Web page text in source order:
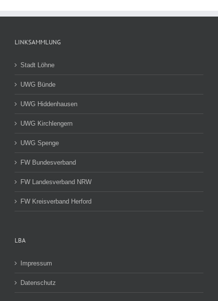
LINKSAMMLUNG
Stadt Löhne
UWG Bünde
UWG Hiddenhausen
UWG Kirchlengern
UWG Spenge
FW Bundesverband
FW Landesverband NRW
FW Kreisverband Herford
LBA
Impressum
Datenschutz